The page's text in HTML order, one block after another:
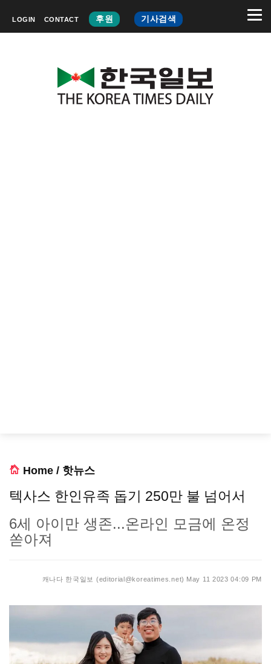
LOGIN CONTACT 후원 기사검색
Home / 핫뉴스
텍사스 한인유족 돕기 250만 불 넘어서
6세 아이만 생존...온라인 모금에 온정
쏟아져
캐나다 한국일보 (editorial@koreatimes.net) May 11 2023 04:09 PM